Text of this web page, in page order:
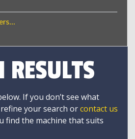
RESULTS
If you don’t see what
your search orcontact us
find the machine that suits